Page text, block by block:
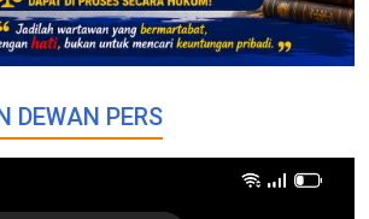
DEWAN PERS